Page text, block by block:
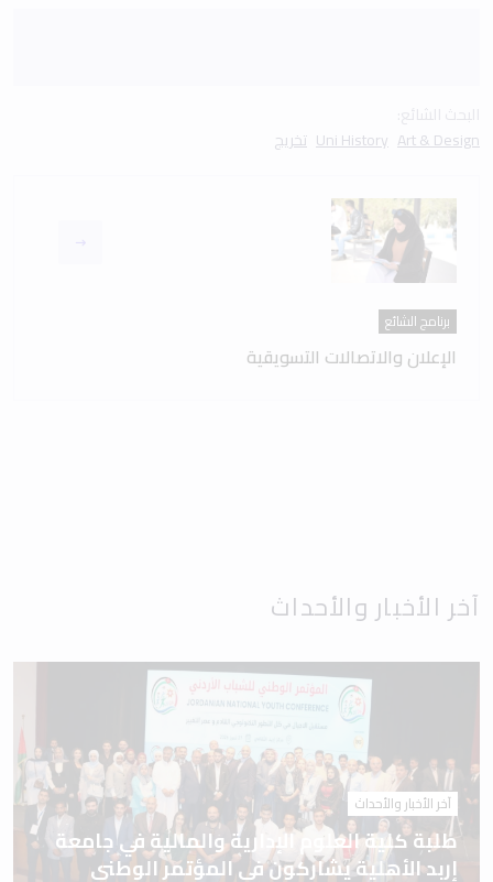
Art & Design
Uni History تخريج
برنامج الشائع
الإعلان والاتصالات التسويقية
آخر الأخبار والأحداث
آخر الأخبار والأحداث
طلبة كلية العلوم الإدارية والمالية في جامعة
إربد الأهلية يشاركون في المؤتمر الوطني